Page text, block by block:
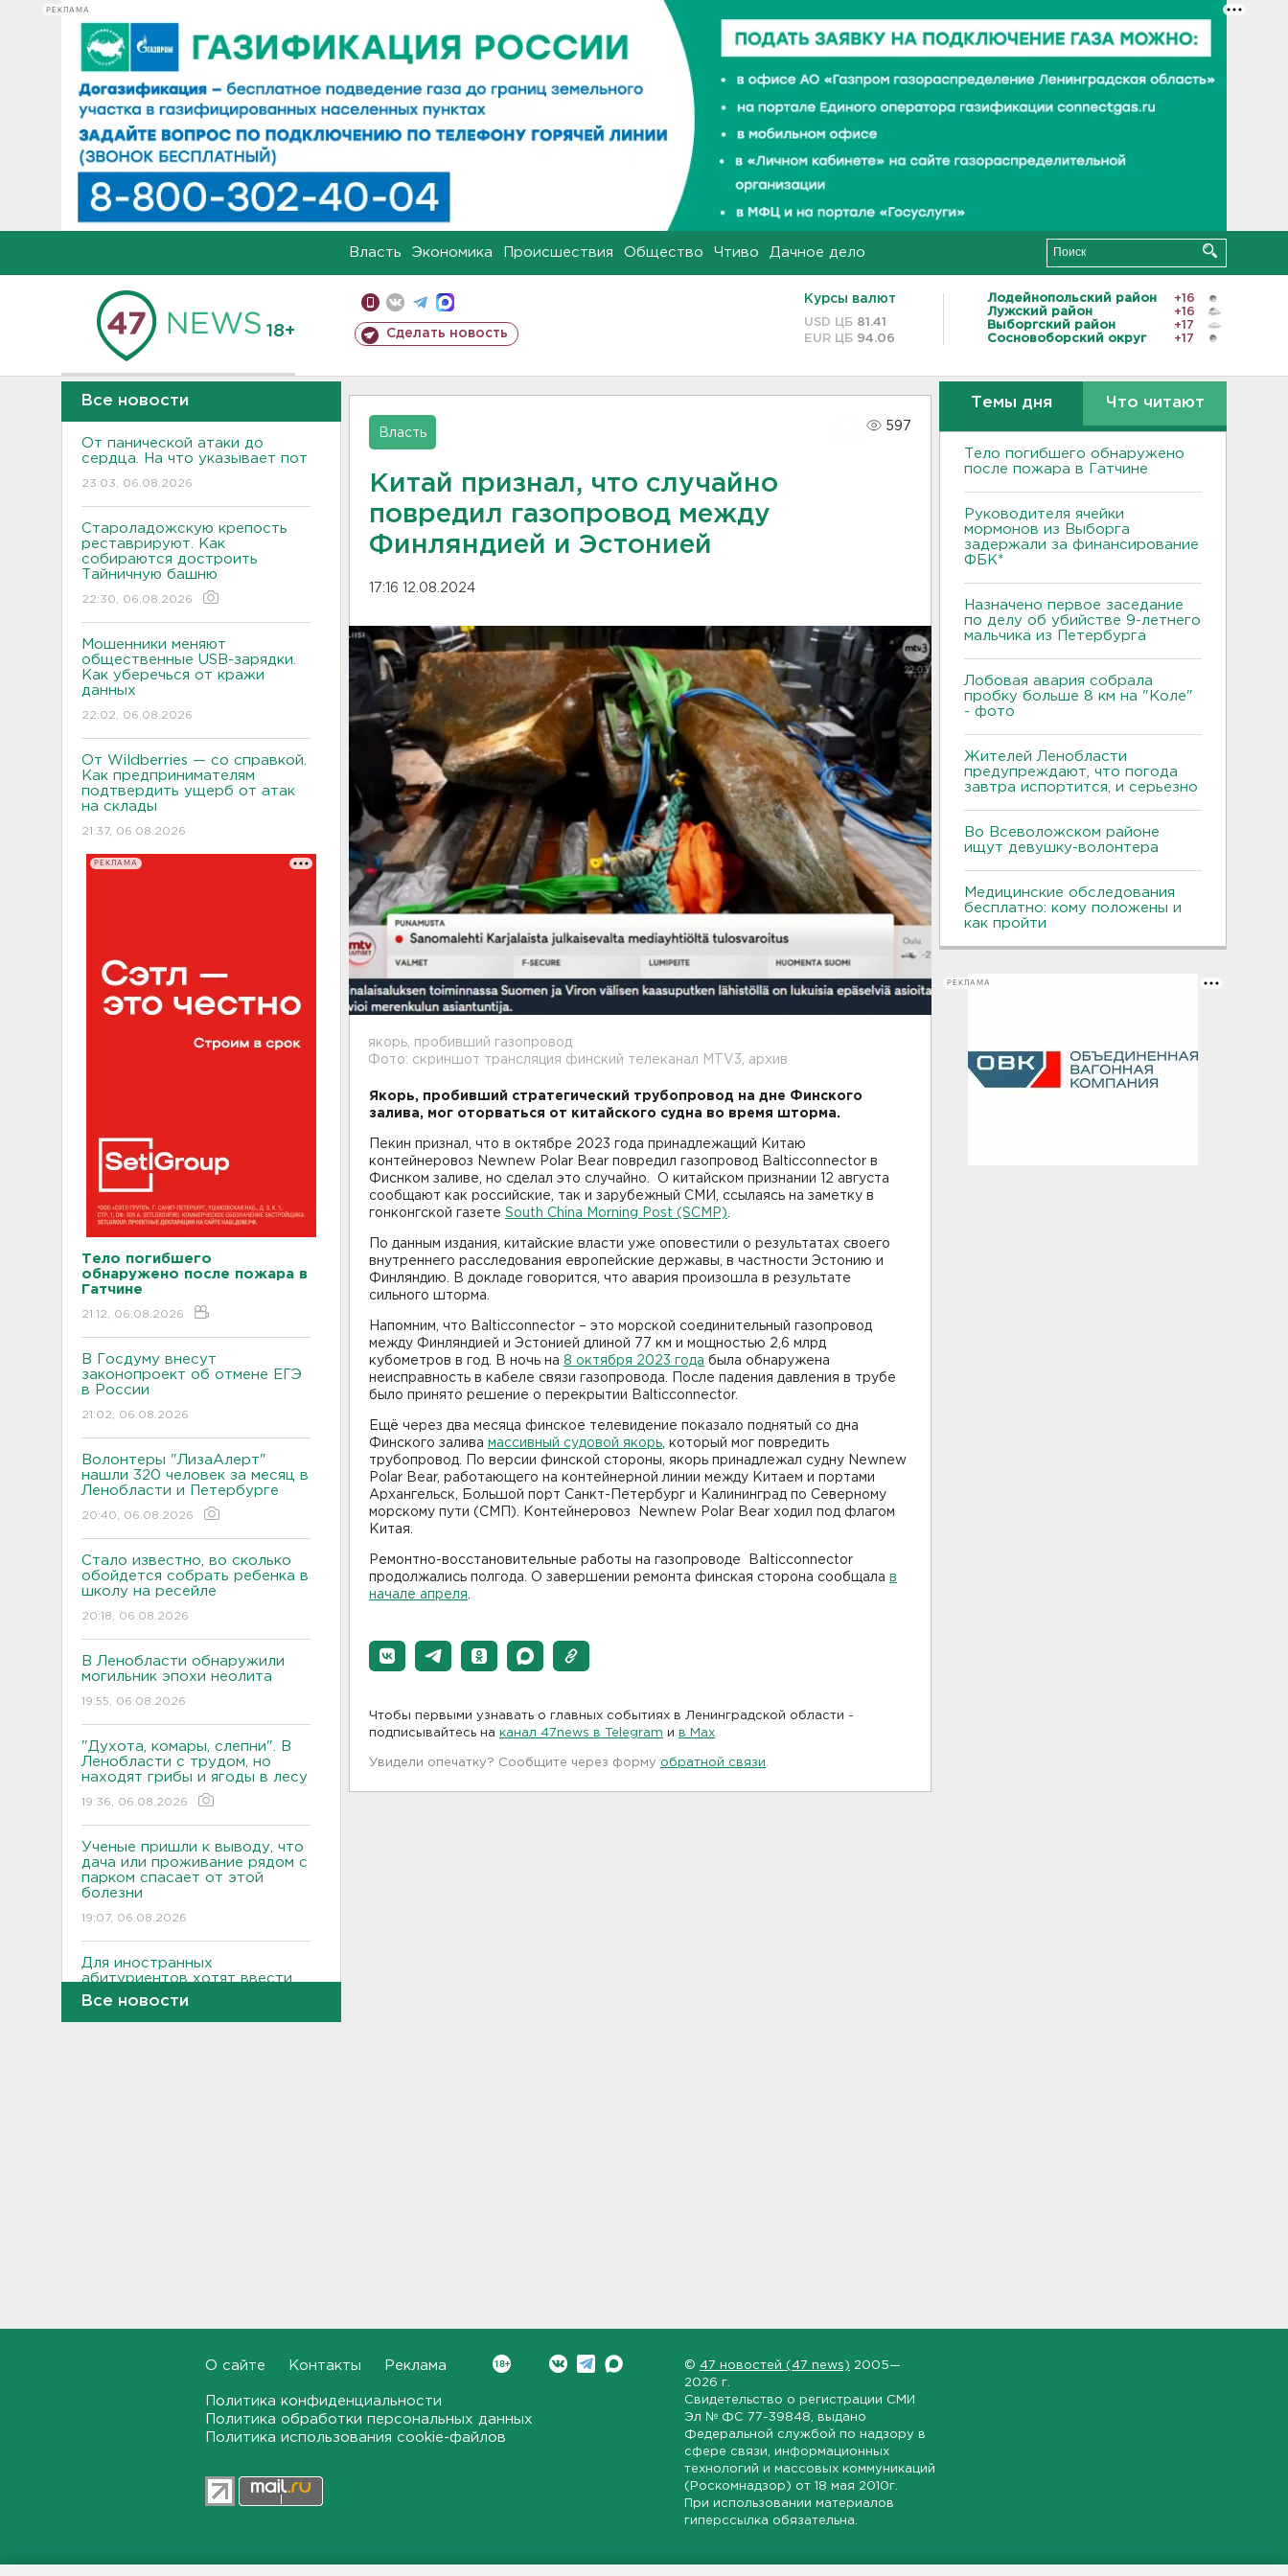
РЕКЛАМА
Власть Экономика Происшествия Общество Чтиво Дачное дело
18+ Сделать новость
Курсы валют
USD ЦБ 81.41
EUR ЦБ 94.06
Лодейнопольский район
+16
Лужский район
+16
Выборгский район
+17
Сосновоборский округ
+17
Все новости
От панической атаки до
сердца. На что указывает пот
23:03, 06.08.2026
Староладожскую крепость
реставрируют. Как
собираются достроить
Тайничную башню
22:30, 06.08.2026
Мошенники меняют
общественные USB-зарядки.
Как уберечься от кражи
данных
22:02, 06.08.2026
От Wildberries — со справкой.
Как предпринимателям
подтвердить ущерб от атак
на склады
21:37, 06.08.2026
РЕКЛАМА
Тело погибшего
обнаружено после пожара в
Гатчине
21:12, 06.08.2026
В Госдуму внесут
законопроект об отмене ЕГЭ
в России
21:02, 06.08.2026
Волонтеры "ЛизаАлерт"
нашли 320 человек за месяц в
Ленобласти и Петербурге
20:40, 06.08.2026
Стало известно, во сколько
обойдется собрать ребенка в
школу на ресейле
20:18, 06.08.2026
В Ленобласти обнаружили
могильник эпохи неолита
19:55, 06.08.2026
"Духота, комары, слепни". В
Ленобласти с трудом, но
находят грибы и ягоды в лесу
19:36, 06.08.2026
Ученые пришли к выводу, что
дача или проживание рядом с
парком спасает от этой
болезни
19:07, 06.08.2026
Для иностранных
абитуриентов хотят ввести
экзамен по русскому
спасатели и дорожники.
Отрабатывали легенду о
В пятницу вузы публикуют
17:36, 06.08.2026
Все новости
Власть
597
Китай признал, что случайно
повредил газопровод между
Финляндией и Эстонией
17:16 12.08.2024
якорь, пробивший газопровод
Фото: скриншот трансляция финский телеканал MTV3, архив
Якорь, пробивший стратегический трубопровод на дне Финского
залива, мог оторваться от китайского судна во время шторма.
Пекин признал, что в октябре 2023 года принадлежащий Китаю
контейнеровоз Newnew Polar Bear повредил газопровод Balticconnector в
Фиснком заливе, но сделал это случайно. О китайском признании 12 августа
сообщают как российские, так и зарубежный СМИ, ссылаясь на заметку в
гонконгской газете South China Morning Post (SCMP)
По данным издания, китайские власти уже оповестили о результатах своего
внутреннего расследования европейские державы, в частности Эстонию и
Финляндию. В докладе говорится, что авария произошла в результате
сильного шторма.
Напомним, что Balticconnector – это морской соединительный газопровод
между Финляндией и Эстонией длиной 77 км и мощностью 2,6 млрд
кубометров в год. В ночь на 8 октября 2023 года была обнаружена
неисправность в кабеле связи газопровода. После падения давления в трубе
было принято решение о перекрытии Balticconnector.
Ещё через два месяца финское телевидение показало поднятый со дна
Финского залива массивный судовой якорь , который мог повредить
трубопровод. По версии финской стороны, якорь принадлежал судну Newnew
Polar Bear, работающего на контейнерной линии между Китаем и портами
Архангельск, Большой порт Санкт-Петербург и Калининград по Северному
морскому пути (СМП). Контейнеровоз Newnew Polar Bear ходил под флагом
Китая.
Ремонтно-восстановительные работы на газопроводе Balticconnector
продолжались полгода. О завершении ремонта финская сторона сообщала в
начале апреля
Чтобы первыми узнавать о главных событиях в Ленинградской области -
подписывайтесь на канал 47news в Telegram и в Maх
Увидели опечатку? Сообщите через форму обратной связи
Темы дня Что читают
Тело погибшего обнаружено
после пожара в Гатчине
Руководителя ячейки
мормонов из Выборга
задержали за финансирование
ФБК*
Назначено первое заседание
по делу об убийстве 9-летнего
мальчика из Петербурга
Лобовая авария собрала
пробку больше 8 км на "Коле"
- фото
Жителей Ленобласти
предупреждают, что погода
завтра испортится, и серьезно
Во Всеволожском районе
ищут девушку-волонтера
Медицинские обследования
бесплатно: кому положены и
как пройти
РЕКЛАМА
О сайте Контакты Реклама
Политика конфиденциальности
Политика обработки персональных данных
Политика использования cookie-файлов
© 47 новостей (47 news) 2005—
2026 г.
Свидетельство о регистрации СМИ
Эл № ФС 77-39848 , выдано
Федеральной службой по надзору в
сфере связи, информационных
технологий и массовых коммуникаций
(Роскомнадзор) от 18 мая 2010г.
При использовании материалов
гиперссылка обязательна.